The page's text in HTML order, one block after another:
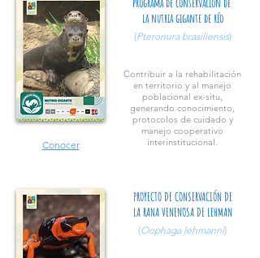
Conocer
la nutria gigante de río
(Pteronura brasiliensis)
Contribuir a la rehabilitación
en territorio y al manejo
poblacional ex-situ,
generando conocimiento,
protocolos de cuidado y
manejo cooperativo
interinstitucional.
PROYECTO DE CONSERVACIÓN DE
LA RANA VENENOSA DE LEHMAN
(Oophaga lehmanni)